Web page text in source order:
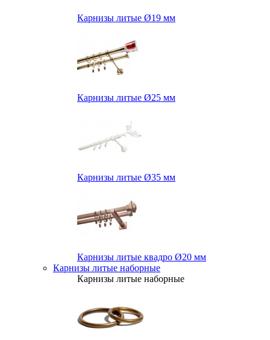
Карнизы литые Ø19 мм
Карнизы литые Ø25 мм
Карнизы литые Ø35 мм
Карнизы литые квадро Ø20 мм
Карнизы литые наборные
Карнизы литые наборные